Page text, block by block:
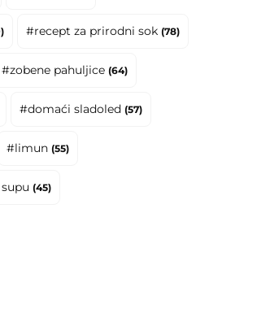
#recept za prirodni sok(78)
#zobene pahuljice(64)
#domaći sladoled(57)
#limun(55)
supu(45)